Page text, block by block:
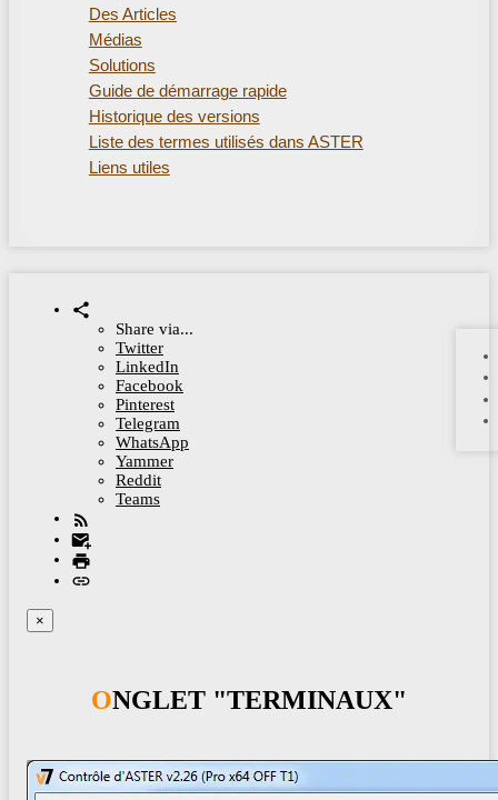
Des Articles
Médias
Solutions
Guide de démarrage rapide
Historique des versions
Liste des termes utilisés dans ASTER
Liens utiles
Share via...
Twitter
LinkedIn
Facebook
Pinterest
Telegram
WhatsApp
Yammer
Reddit
Teams
×
ONGLET "TERMINAUX"